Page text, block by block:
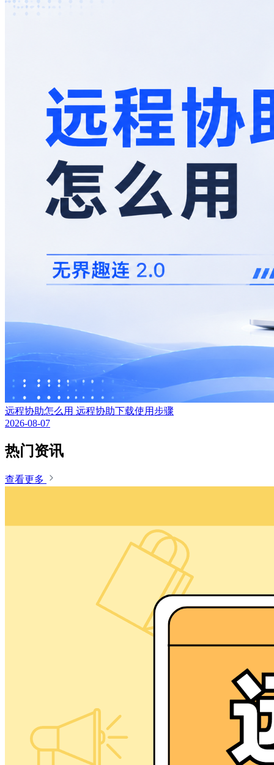
远程协助怎么用 远程协助下载使用步骤
2026-08-07
热门资讯
查看更多